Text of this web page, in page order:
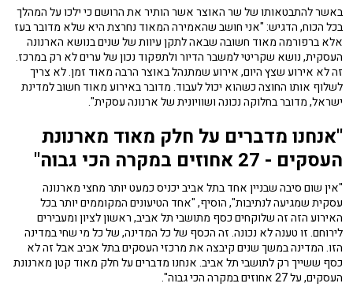
באשר להתבטאותו של שר האוצר אשר הותיר את הרושם כי ילכו על המהלך
בכל הכוח, הדגיש: "אני חושב שהאמירה המאוד נחרצת היא שלא מדובר בעז
אלא ברפורמה מאוד חשובה שבאה לתקן עיוות של שנים בנושא הארנונה
העסקית, נושא שקריטי למשבר הדיור ולתפקוד נכון של ערים לא רק במרכז.
זה לא אירוע שצץ היום, אירוע שמתנהל באוצר הרבה מאוד זמן. לא צריך
לשלוף אותו החוצה כשהוא יכול לעבוד. מדובר באירוע מאוד חשוב למדינת
ישראל, מדובר בחלוקה נכונה ושוויונית של ארנונה עסקית".
"אנחנו מדברים על חלק מאוד מארנונת
העסקים - 27 אחוזים במקרה הכי גבוה"
"אין שום סיבה שבניין אחד בתל אביב יכניס כמעט יותר מחצי מארנונה
עסקית שמגיעה לנתיבות", הוסיף, "אחד הטיעונים המקוממים יותר בכל
האירוע הזה זה שלוקחים כסף מתושבי תל אביב, ראשון לציון ומעבירים
לירוחם. זו טענה לא נכונה. זה הכסף של כל המדינה, של כל מי שחי במדינה
הזו. המדינה במשך שנים קיבצה את מרכזי העסקים בתל אביב אבל זה לא
כסף ששייך רק לתושבי תל אביב. אנחנו מדברים על חלק מאוד קטן מארנונת
העסקים, על 27 אחוזים במקרה הכי גבוה".